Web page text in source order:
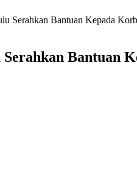
Serahkan Bantuan Kepada
Serahkan Bantuan